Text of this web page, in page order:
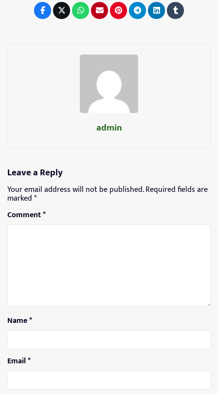
admin
Leave a Reply
Your email address will not be published.Required fields are
marked*
Comment*
Name*
Email*